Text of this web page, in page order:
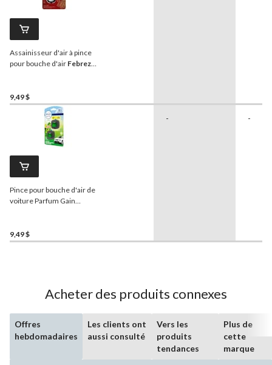
Assainisseur d'air à pince
pour bouche d'air Febreze
9,49 $
Pince pour bouche d'air de
voiture Parfum Gain
9,49 $
- -
Acheter des produits connexes
Offres
hebdomadaires
Les clients ont
aussi consulté
Vers les
produits
tendances
Plus de
cette
marque